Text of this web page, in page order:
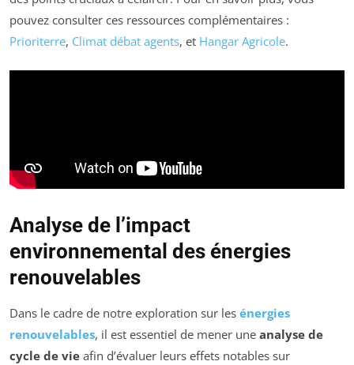
pouvez consulter ces ressources complémentaires :
Prioriterre, Climat débat agents, et Hangar Agricole.
Analyse de l’impact
environnemental des énergies
renouvelables
Dans le cadre de notre exploration sur les énergies
renouvelables, il est essentiel de mener une analyse de
cycle de vie afin d’évaluer leurs effets notables sur